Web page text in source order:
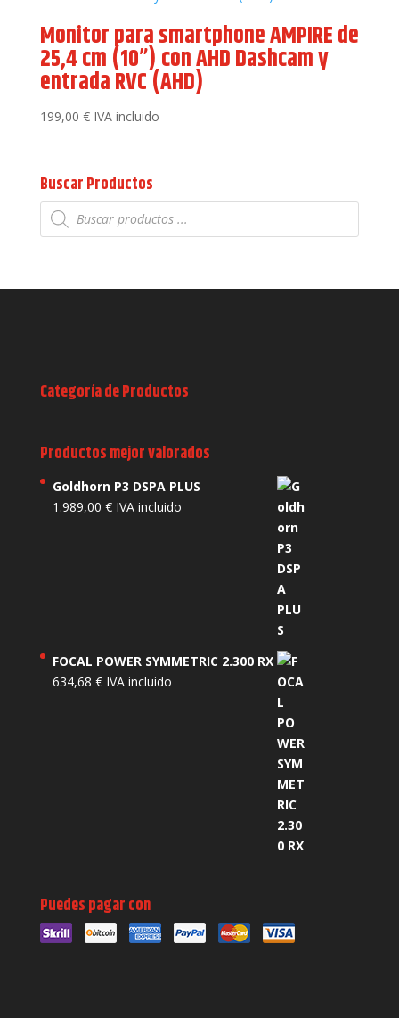
Monitor para smartphone AMPIRE de
25,4 cm (10”) con AHD Dashcam y
entrada RVC (AHD)
199,00 € IVA incluido
Buscar Productos
Búsqueda
de
productos
Categoría de Productos
Productos mejor valorados
Goldhorn P3 DSPA PLUS
1.989,00 € IVA incluido
FOCAL POWER SYMMETRIC 2.300 RX
634,68 € IVA incluido
Puedes pagar con